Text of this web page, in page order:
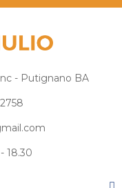
- Putignano BA
18.30